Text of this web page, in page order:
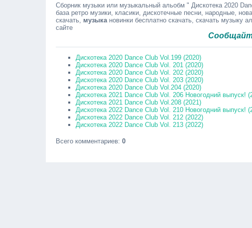
Сборник музыки или музыкальный альобм " Дискотека 2020
база ретро музики, класики, дискотечные песни, народные,
скачать, музыкановинки бесплатно скачать, скачать музыку
сайте
Сообщайте в
Дискотека 2020 Dance Club Vol.199 (2020)
Дискотека 2020 Dance Club Vol. 201 (2020)
Дискотека 2020 Dance Club Vol. 202 (2020)
Дискотека 2020 Dance Club Vol. 203 (2020)
Дискотека 2020 Dance Club Vol.204 (2020)
Дискотека 2021 Dance Club Vol. 206 Новогодний выпуск!
Дискотека 2021 Dance Club Vol.208 (2021)
Дискотека 2022 Dance Club Vol. 210 Новогодний выпуск!
Дискотека 2022 Dance Club Vol. 212 (2022)
Дискотека 2022 Dance Club Vol. 213 (2022)
Всего комментариев: 0